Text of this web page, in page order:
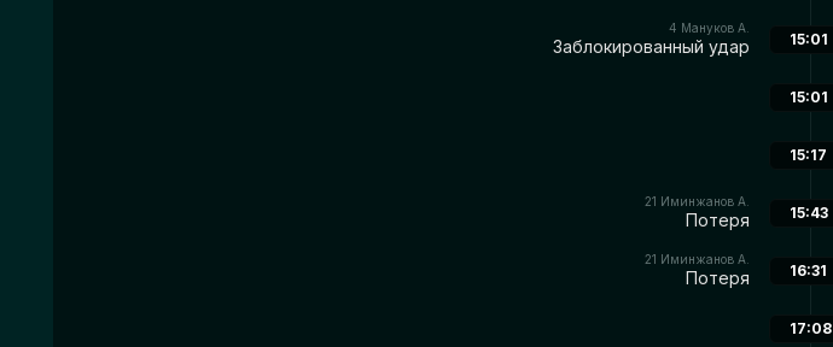
4 Мануков А.
Заблокированный удар 15:01
15:01
15:17
21 Иминжанов А.
Потеря 15:43
21 Иминжанов А.
Потеря 16:31
17:08